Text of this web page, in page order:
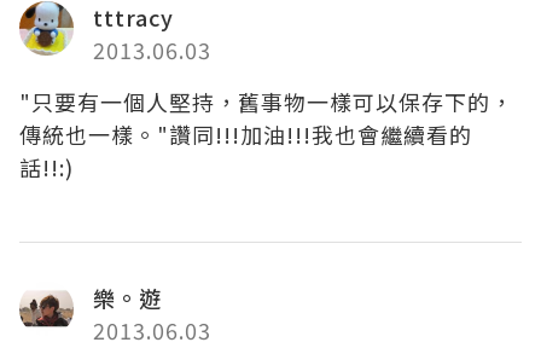
tttracy
2013.06.03
"只要有一個人堅持，舊事物一樣可以保存下的，
傳統也一樣。"讚同!!!加油!!!我也會繼續看的
話!!:)
樂。遊
2013.06.03